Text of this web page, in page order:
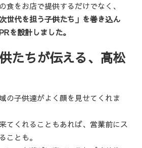
食をお店で提供するだけでなく、
世代を担う子供たち」を巻き込ん
を設計しました。
たちが伝える、高松
の子供達がよく顔を見せてくれま
てくれることもあれば、営業前にス
ことも。